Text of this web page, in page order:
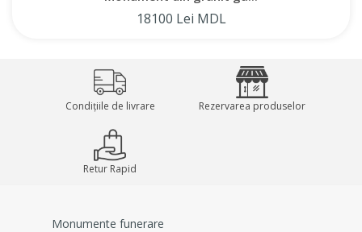
18100 Lei MDL
Condițiile de livrare Rezervarea produselor
Retur Rapid
Monumente funerare